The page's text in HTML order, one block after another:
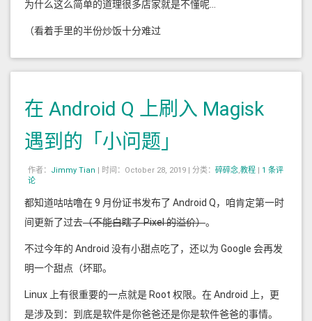
为什么这么简单的道理很多店家就是不懂呢...
（看着手里的半份炒饭十分难过
在 Android Q 上刷入 Magisk
遇到的「小问题」
作者： Jimmy Tian 时间：October 28, 2019 | 分类： 碎碎念,教程
1 条评
论
都知道咕咕噜在 9 月份证书发布了 Android Q，咱肯定第一时
间更新了过去（不能白瞎了 Pixel 的溢价）。
不过今年的 Android 没有小甜点吃了，还以为 Google 会再发
明一个甜点（坏耶。
Linux 上有很重要的一点就是 Root 权限。在 Android 上，更
是涉及到：到底是软件是你爸爸还是你是软件爸爸的事情。